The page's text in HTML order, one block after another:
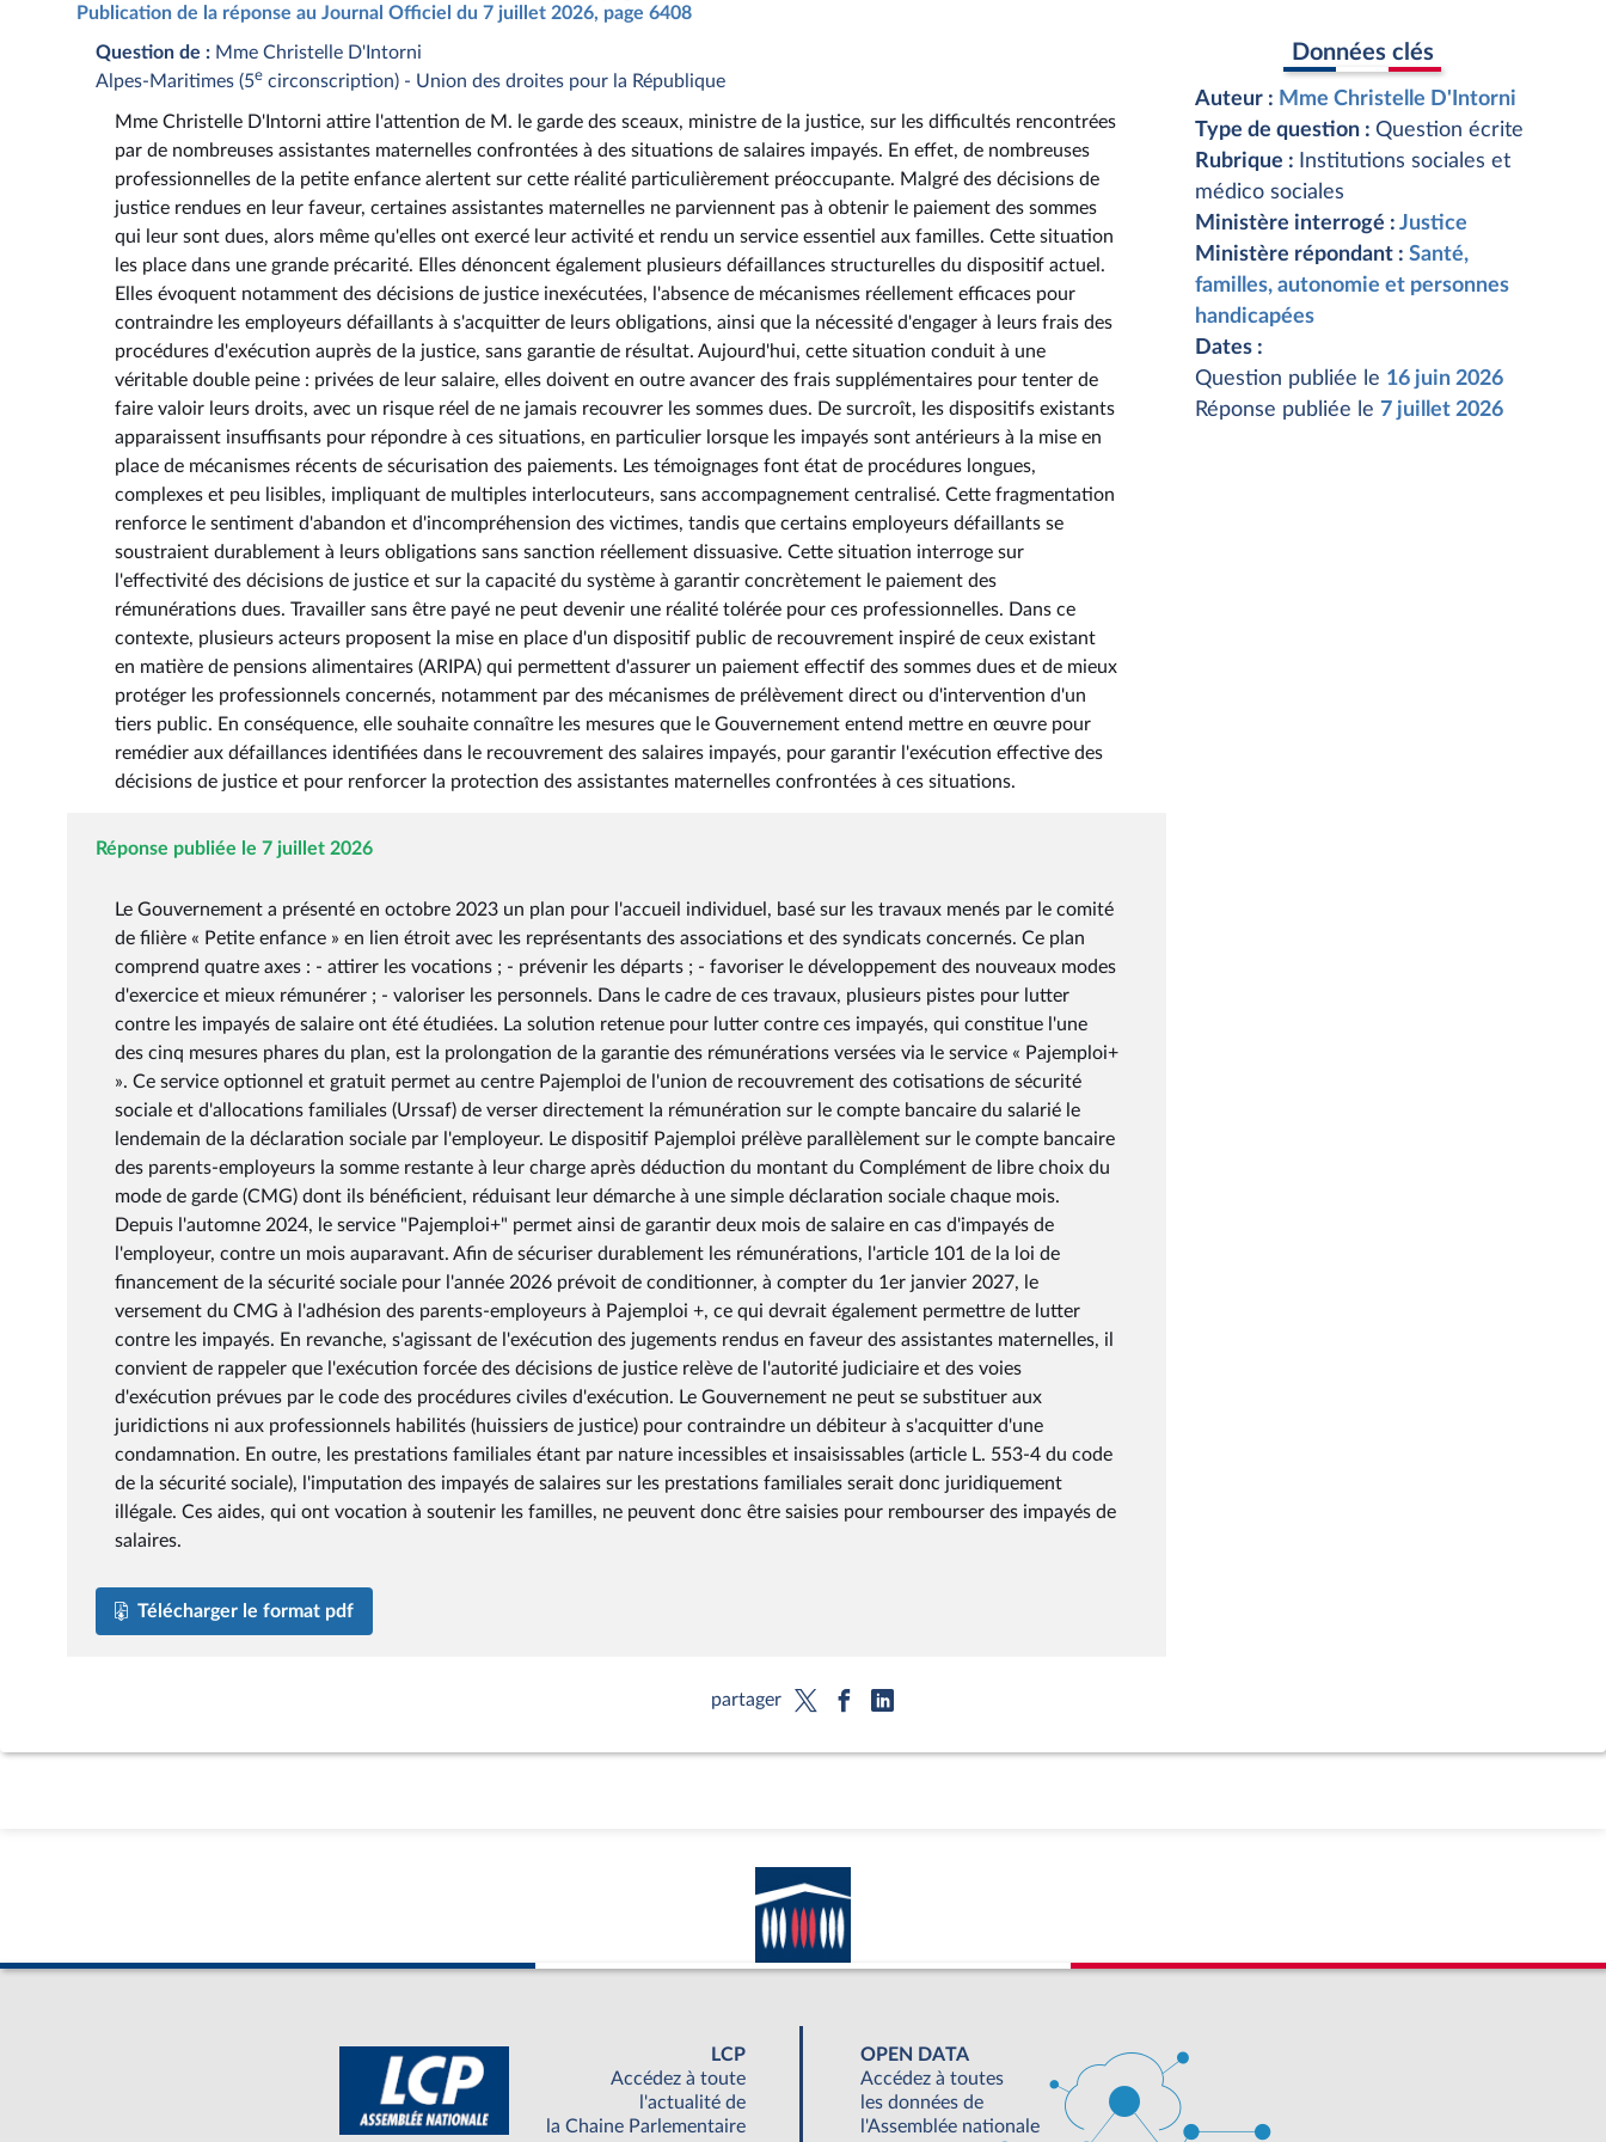
Publication de la réponse au Journal Officiel du 7 juillet 2026, page 6408
Question de : Mme Christelle D'Intorni
Alpes-Maritimes (5e circonscription) - Union des droites pour la République
Mme Christelle D'Intorni attire l'attention de M. le garde des sceaux, ministre de la justice, sur les difficultés rencontrées
par de nombreuses assistantes maternelles confrontées à des situations de salaires impayés. En effet, de nombreuses
professionnelles de la petite enfance alertent sur cette réalité particulièrement préoccupante. Malgré des décisions de
justice rendues en leur faveur, certaines assistantes maternelles ne parviennent pas à obtenir le paiement des sommes
qui leur sont dues, alors même qu'elles ont exercé leur activité et rendu un service essentiel aux familles. Cette situation
les place dans une grande précarité. Elles dénoncent également plusieurs défaillances structurelles du dispositif actuel.
Elles évoquent notamment des décisions de justice inexécutées, l'absence de mécanismes réellement efficaces pour
contraindre les employeurs défaillants à s'acquitter de leurs obligations, ainsi que la nécessité d'engager à leurs frais des
procédures d'exécution auprès de la justice, sans garantie de résultat. Aujourd'hui, cette situation conduit à une
véritable double peine : privées de leur salaire, elles doivent en outre avancer des frais supplémentaires pour tenter de
faire valoir leurs droits, avec un risque réel de ne jamais recouvrer les sommes dues. De surcroît, les dispositifs existants
apparaissent insuffisants pour répondre à ces situations, en particulier lorsque les impayés sont antérieurs à la mise en
place de mécanismes récents de sécurisation des paiements. Les témoignages font état de procédures longues,
complexes et peu lisibles, impliquant de multiples interlocuteurs, sans accompagnement centralisé. Cette fragmentation
renforce le sentiment d'abandon et d'incompréhension des victimes, tandis que certains employeurs défaillants se
soustraient durablement à leurs obligations sans sanction réellement dissuasive. Cette situation interroge sur
l'effectivité des décisions de justice et sur la capacité du système à garantir concrètement le paiement des
rémunérations dues. Travailler sans être payé ne peut devenir une réalité tolérée pour ces professionnelles. Dans ce
contexte, plusieurs acteurs proposent la mise en place d'un dispositif public de recouvrement inspiré de ceux existant
en matière de pensions alimentaires (ARIPA) qui permettent d'assurer un paiement effectif des sommes dues et de mieux
protéger les professionnels concernés, notamment par des mécanismes de prélèvement direct ou d'intervention d'un
tiers public. En conséquence, elle souhaite connaître les mesures que le Gouvernement entend mettre en œuvre pour
remédier aux défaillances identifiées dans le recouvrement des salaires impayés, pour garantir l'exécution effective des
décisions de justice et pour renforcer la protection des assistantes maternelles confrontées à ces situations.
Réponse publiée le 7 juillet 2026
Le Gouvernement a présenté en octobre 2023 un plan pour l'accueil individuel, basé sur les travaux menés par le comité
de filière « Petite enfance » en lien étroit avec les représentants des associations et des syndicats concernés. Ce plan
comprend quatre axes : - attirer les vocations ; - prévenir les départs ; - favoriser le développement des nouveaux modes
d'exercice et mieux rémunérer ; - valoriser les personnels. Dans le cadre de ces travaux, plusieurs pistes pour lutter
contre les impayés de salaire ont été étudiées. La solution retenue pour lutter contre ces impayés, qui constitue l'une
des cinq mesures phares du plan, est la prolongation de la garantie des rémunérations versées via le service « Pajemploi+
». Ce service optionnel et gratuit permet au centre Pajemploi de l'union de recouvrement des cotisations de sécurité
sociale et d'allocations familiales (Urssaf) de verser directement la rémunération sur le compte bancaire du salarié le
lendemain de la déclaration sociale par l'employeur. Le dispositif Pajemploi prélève parallèlement sur le compte bancaire
des parents-employeurs la somme restante à leur charge après déduction du montant du Complément de libre choix du
mode de garde (CMG) dont ils bénéficient, réduisant leur démarche à une simple déclaration sociale chaque mois.
Depuis l'automne 2024, le service "Pajemploi+" permet ainsi de garantir deux mois de salaire en cas d'impayés de
l'employeur, contre un mois auparavant. Afin de sécuriser durablement les rémunérations, l'article 101 de la loi de
financement de la sécurité sociale pour l'année 2026 prévoit de conditionner, à compter du 1er janvier 2027, le
versement du CMG à l'adhésion des parents-employeurs à Pajemploi +, ce qui devrait également permettre de lutter
contre les impayés. En revanche, s'agissant de l'exécution des jugements rendus en faveur des assistantes maternelles, il
convient de rappeler que l'exécution forcée des décisions de justice relève de l'autorité judiciaire et des voies
d'exécution prévues par le code des procédures civiles d'exécution. Le Gouvernement ne peut se substituer aux
juridictions ni aux professionnels habilités (huissiers de justice) pour contraindre un débiteur à s'acquitter d'une
condamnation. En outre, les prestations familiales étant par nature incessibles et insaisissables (article L. 553-4 du code
de la sécurité sociale), l'imputation des impayés de salaires sur les prestations familiales serait donc juridiquement
illégale. Ces aides, qui ont vocation à soutenir les familles, ne peuvent donc être saisies pour rembourser des impayés de
salaires.
Télécharger le format pdf
Données clés
Auteur : Mme Christelle D'Intorni
Type de question : Question écrite
Rubrique :
Institutions sociales et
médico sociales
Ministère interrogé : Justice
Ministère répondant : Santé,
familles, autonomie et personnes
handicapées
Dates :
Question publiée le 16 juin 2026
Réponse publiée le 7 juillet 2026
partager
LCP
Accédez à toute
l'actualité de
la Chaine Parlementaire
OPEN DATA
Accédez à toutes
les données de
l'Assemblée nationale